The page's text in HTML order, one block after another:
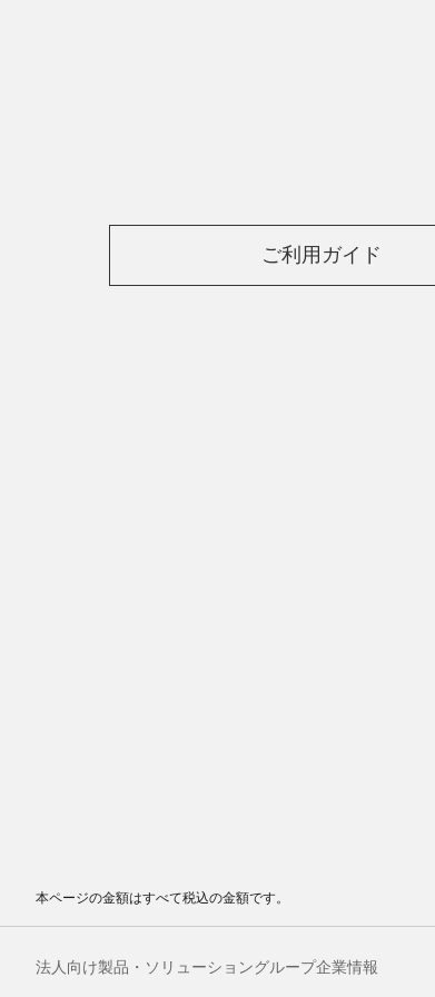
ご利用ガイド
本ページの金額はすべて税込の金額です。
法人向け製品・ソリューショングループ企業情報